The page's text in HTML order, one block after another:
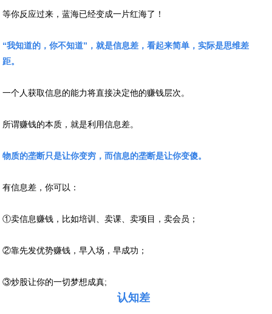
等你反应过来，蓝海已经变成一片红海了！
“我知道的，你不知道”，就是信息差，看起来简单，实际是思维差
距。
一个人获取信息的能力将直接决定他的赚钱层次。
所谓赚钱的本质，就是利用信息差。
物质的垄断只是让你变穷，而信息的垄断是让你变傻。
有信息差，你可以：
①卖信息赚钱，比如培训、卖课、卖项目，卖会员；
②靠先发优势赚钱，早入场，早成功；
③炒股让你的一切梦想成真;
认知差